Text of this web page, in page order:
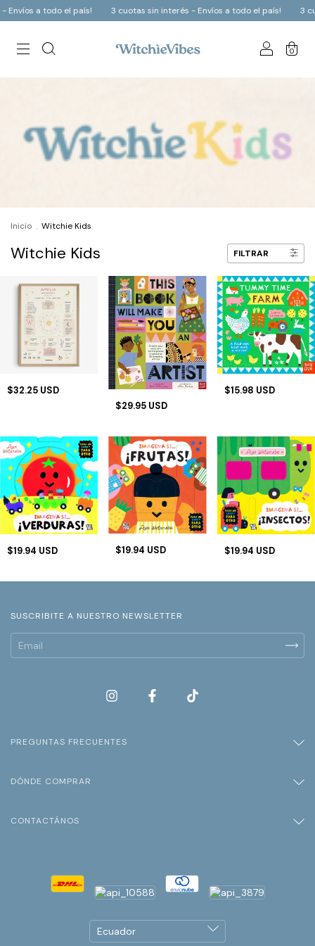
a todo el país! 3 cuotas sin interés - Envíos a todo el país! 3
0
Inicio . Witchie Kids
Witchie Kids FILTRAR
$32.25 USD
$29.95 USD
$15.98 USD
$19.94 USD $19.94 USD $19.94 USD
SUSCRIBITE A NUESTRO NEWSLETTER
PREGUNTAS FRECUENTES
DÓNDE COMPRAR
CONTACTÁNOS